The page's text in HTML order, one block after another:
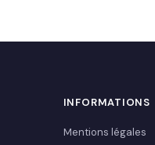
INFORMATIONS
Mentions légales